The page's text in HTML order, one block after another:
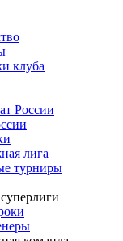
клуба
России
лига
турниры